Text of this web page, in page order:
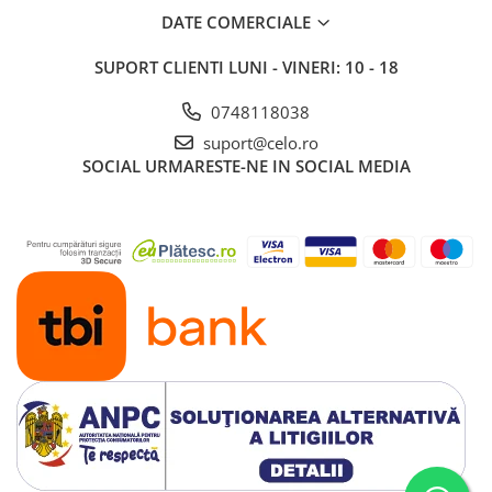
A1465 (11” 2012-2015)
A1466 (13” 2012-2017)
A2681 (M2 13” 2022)
A3113 (M3 13” 2024)
A3240 (M4 13” 2025)
MacBook Pro
A1278 (Unibody 13” 2009-2012)
A1286 (Unibody 15” 2008-2012)
A1297 (Unibody 17” 2009-2011)
MacBook
A1342 (Unibody 13” 2009-2010)
A1534 (Retina 12” 2015-2017)
DATE COMERCIALE
SUPORT CLIENTI LUNI - VINERI: 10 - 18
0748118038
suport@celo.ro
SOCIAL URMARESTE-NE IN SOCIAL MEDIA